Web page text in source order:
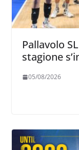
Pallavolo
stagione
05/08/2026